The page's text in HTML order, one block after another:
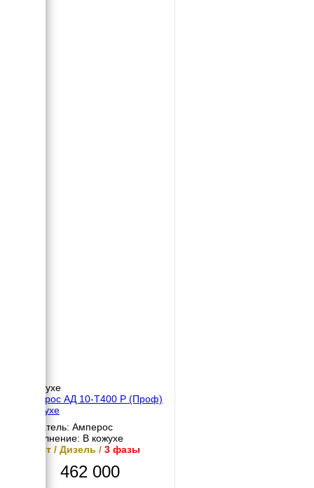
В кожухе
Амперос АД 10-Т400 P (Проф)
в кожухе
Двигатель: Амперос
Исполнение: В кожухе
10 кВт / Дизель / 3 фазы
462 000